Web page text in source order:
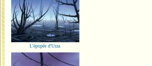
L'épopée d'Urza